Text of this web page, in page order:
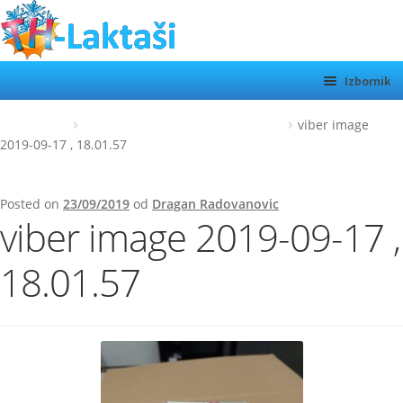
Preskoči
na
navigaciju
Skoči
do
sadržaja
Izbornik
TH LAKTAŠI
KATEGORIJE
MOTORI
O NAMA
KONTAKT
viber image
2019-09-17 , 18.01.57
Posted on 23/09/2019 od Dragan Radovanovic
viber image 2019-09-17 ,
18.01.57